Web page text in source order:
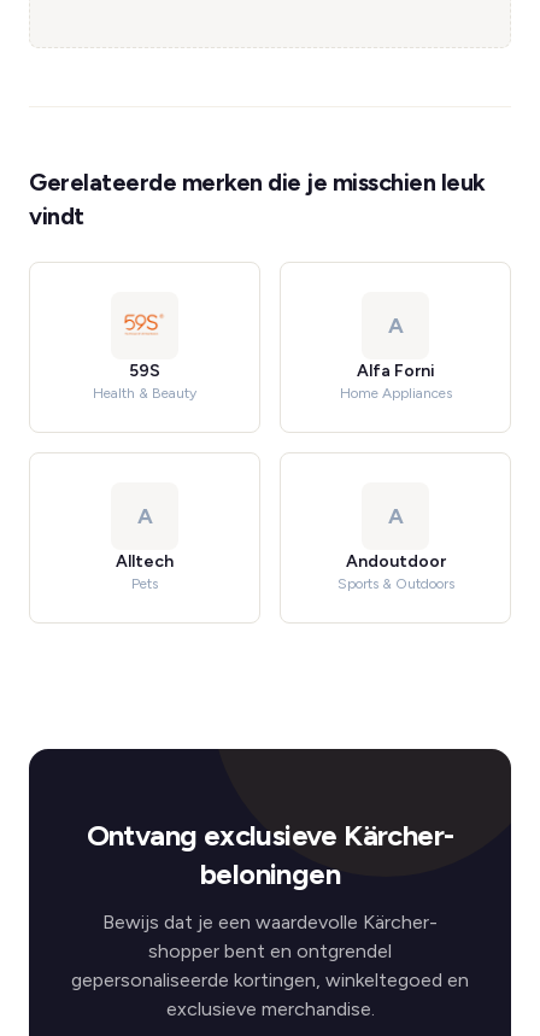
Gerelateerde merken die je misschien leuk
vindt
59S
Health & Beauty
A
Alfa Forni
Home Appliances
A
Alltech
Pets
A
Andoutdoor
Sports & Outdoors
Ontvang exclusieve Kärcher-
beloningen
Bewijs dat je een waardevolle Kärcher-
shopper bent en ontgrendel
gepersonaliseerde kortingen, winkeltegoed en
exclusieve merchandise.